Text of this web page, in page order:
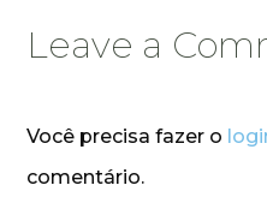
Leave a
Você precisa fazer o
comentário.